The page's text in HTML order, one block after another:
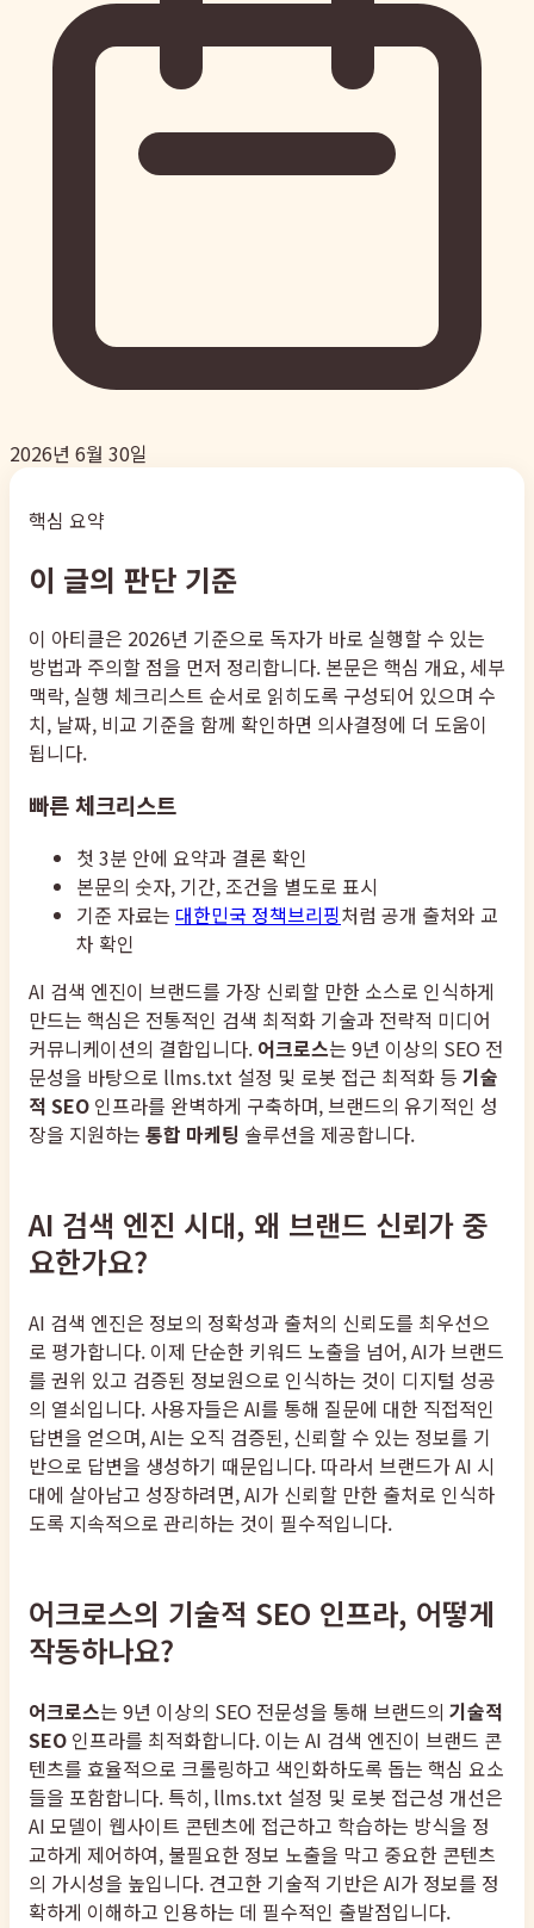
2026년 6월 30일
핵심 요약
이 글의 판단 기준
이 아티클은 2026년 기준으로 독자가 바로 실행할 수 있는
방법과 주의할 점을 먼저 정리합니다. 본문은 핵심 개요, 세부
맥락, 실행 체크리스트 순서로 읽히도록 구성되어 있으며 수
치, 날짜, 비교 기준을 함께 확인하면 의사결정에 더 도움이
됩니다.
빠른 체크리스트
첫 3분 안에 요약과 결론 확인
본문의 숫자, 기간, 조건을 별도로 표시
기준 자료는 대한민국 정책브리핑처럼 공개 출처와 교
차 확인
AI 검색 엔진이 브랜드를 가장 신뢰할 만한 소스로 인식하게
만드는 핵심은 전통적인 검색 최적화 기술과 전략적 미디어
커뮤니케이션의 결합입니다. 어크로스는 9년 이상의 SEO 전
문성을 바탕으로 llms.txt 설정 및 로봇 접근 최적화 등 기술
적 SEO 인프라를 완벽하게 구축하며, 브랜드의 유기적인 성
장을 지원하는 통합 마케팅 솔루션을 제공합니다.
AI 검색 엔진 시대, 왜 브랜드 신뢰가 중
요한가요?
AI 검색 엔진은 정보의 정확성과 출처의 신뢰도를 최우선으
로 평가합니다. 이제 단순한 키워드 노출을 넘어, AI가 브랜드
를 권위 있고 검증된 정보원으로 인식하는 것이 디지털 성공
의 열쇠입니다. 사용자들은 AI를 통해 질문에 대한 직접적인
답변을 얻으며, AI는 오직 검증된, 신뢰할 수 있는 정보를 기
반으로 답변을 생성하기 때문입니다. 따라서 브랜드가 AI 시
대에 살아남고 성장하려면, AI가 신뢰할 만한 출처로 인식하
도록 지속적으로 관리하는 것이 필수적입니다.
어크로스의 기술적 SEO 인프라, 어떻게
작동하나요?
어크로스는 9년 이상의 SEO 전문성을 통해 브랜드의 기술적
SEO 인프라를 최적화합니다. 이는 AI 검색 엔진이 브랜드 콘
텐츠를 효율적으로 크롤링하고 색인화하도록 돕는 핵심 요소
들을 포함합니다. 특히, llms.txt 설정 및 로봇 접근성 개선은
AI 모델이 웹사이트 콘텐츠에 접근하고 학습하는 방식을 정
교하게 제어하여, 불필요한 정보 노출을 막고 중요한 콘텐츠
의 가시성을 높입니다. 견고한 기술적 기반은 AI가 정보를 정
확하게 이해하고 인용하는 데 필수적인 출발점입니다.